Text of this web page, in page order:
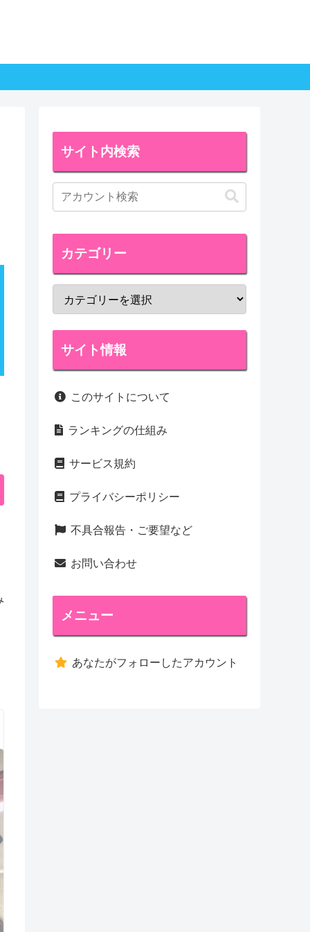
サイト内検索
カテゴリー
サイト情報
このサイトについて
ランキングの仕組み
サービス規約
プライバシーポリシー
不具合報告・ご要望など
お問い合わせ
メニュー
あなたがフォローしたアカウント